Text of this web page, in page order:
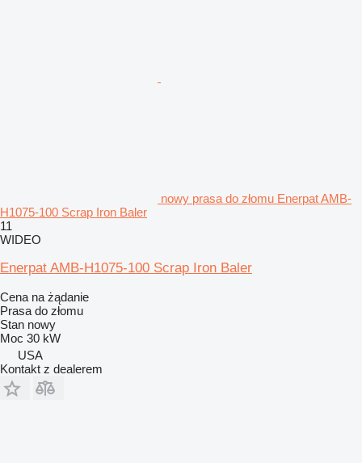
nowy prasa do złomu Enerpat AMB-
H1075-100 Scrap Iron Baler
11
WIDEO
Enerpat AMB-H1075-100 Scrap Iron Baler
Cena na żądanie
Prasa do złomu
Stan nowy
Moc 30 kW
USA
Kontakt z dealerem